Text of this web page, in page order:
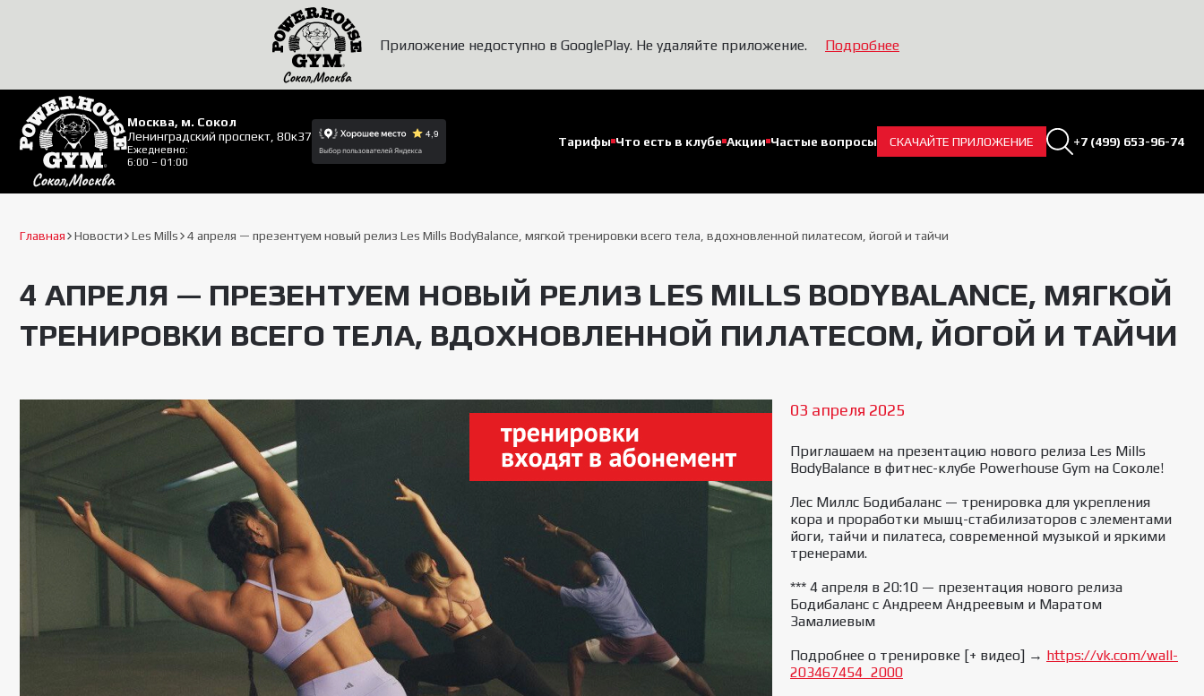
Приложение недоступно в GooglePlay. Не удаляйте приложение. Подробнее
Москва, м. Сокол
Ленинградский проспект, 80к37
Ежедневно:
6:00 – 01:00
Тарифы Что есть в клубе Акции Частые вопросы СКАЧАЙТЕ ПРИЛОЖЕНИЕ Поиск.+7 (499) 653-96-74
Главная Новости Les Mills 4 апреля — презентуем новый релиз Les Mills BodyBalance, мягкой тренировки всего тела, вдохновленной пилатесом, йогой и тайчи
4 АПРЕЛЯ — ПРЕЗЕНТУЕМ НОВЫЙ РЕЛИЗ LES MILLS BODYBALANCE, МЯГКОЙ
ТРЕНИРОВКИ ВСЕГО ТЕЛА, ВДОХНОВЛЕННОЙ ПИЛАТЕСОМ, ЙОГОЙ И ТАЙЧИ
03 апреля 2025
Приглашаем на презентацию нового релиза Les Mills
BodyBalance в фитнес-клубе Powerhouse Gym на Соколе!
Лес Миллс Бодибаланс — тренировка для укрепления
кора и проработки мышц-стабилизаторов с элементами
йоги, тайчи и пилатеса, современной музыкой и яркими
тренерами.
*** 4 апреля в 20:10 — презентация нового релиза
Бодибаланс с Андреем Андреевым и Маратом
Замалиевым
Подробнее о тренировке [+ видео] → https://vk.com/wall-
203467454_2000